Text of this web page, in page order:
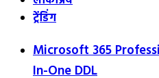
ट्रेंडिंग
Microsoft 365
In-One DDL